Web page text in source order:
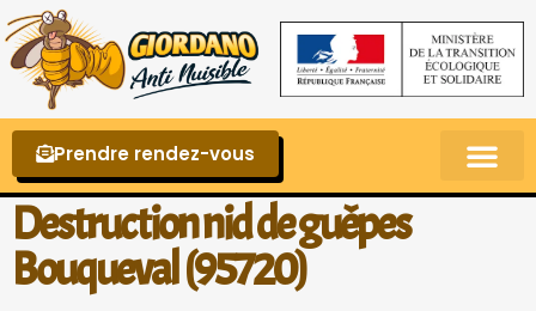
Prendre rendez-vous
Destruction nid de guêpes
Bouqueval (95720)